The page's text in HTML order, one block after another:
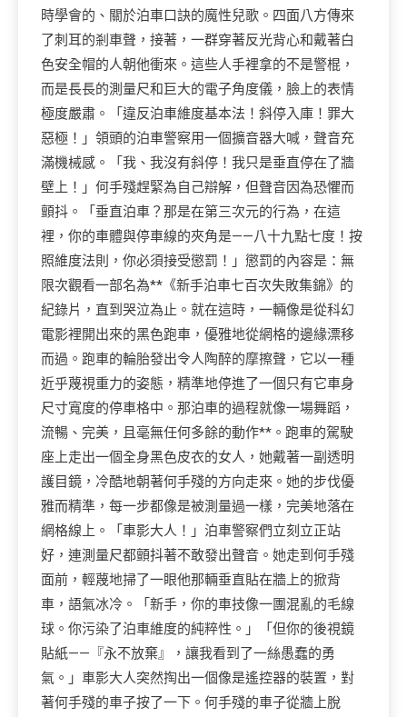
時學會的、關於泊車口訣的魔性兒歌。四面八方傳來
了刺耳的剎車聲，接著，一群穿著反光背心和戴著白
色安全帽的人朝他衝來。這些人手裡拿的不是警棍，
而是長長的測量尺和巨大的電子角度儀，臉上的表情
極度嚴肅。「違反泊車維度基本法！斜停入庫！罪大
惡極！」領頭的泊車警察用一個擴音器大喊，聲音充
滿機械感。「我、我沒有斜停！我只是垂直停在了牆
壁上！」何手殘趕緊為自己辯解，但聲音因為恐懼而
顫抖。「垂直泊車？那是在第三次元的行為，在這
裡，你的車體與停車線的夾角是——八十九點七度！按
照維度法則，你必須接受懲罰！」懲罰的內容是：無
限次觀看一部名為**《新手泊車七百次失敗集錦》的
紀錄片，直到哭泣為止。就在這時，一輛像是從科幻
電影裡開出來的黑色跑車，優雅地從網格的邊緣漂移
而過。跑車的輪胎發出令人陶醉的摩擦聲，它以一種
近乎蔑視重力的姿態，精準地停進了一個只有它車身
尺寸寬度的停車格中。那泊車的過程就像一場舞蹈，
流暢、完美，且毫無任何多餘的動作**。跑車的駕駛
座上走出一個全身黑色皮衣的女人，她戴著一副透明
護目鏡，冷酷地朝著何手殘的方向走來。她的步伐優
雅而精準，每一步都像是被測量過一樣，完美地落在
網格線上。「車影大人！」泊車警察們立刻立正站
好，連測量尺都顫抖著不敢發出聲音。她走到何手殘
面前，輕蔑地掃了一眼他那輛垂直貼在牆上的掀背
車，語氣冰冷。「新手，你的車技像一團混亂的毛線
球。你污染了泊車維度的純粹性。」「但你的後視鏡
貼紙——『永不放棄』，讓我看到了一絲愚蠢的勇
氣。」車影大人突然掏出一個像是遙控器的裝置，對
著何手殘的車子按了一下。何手殘的車子從牆上脫